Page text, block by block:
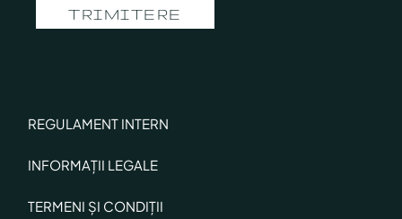
TRIMITERE
REGULAMENT INTERN
INFORMAȚII LEGALE
TERMENI ȘI CONDIȚII